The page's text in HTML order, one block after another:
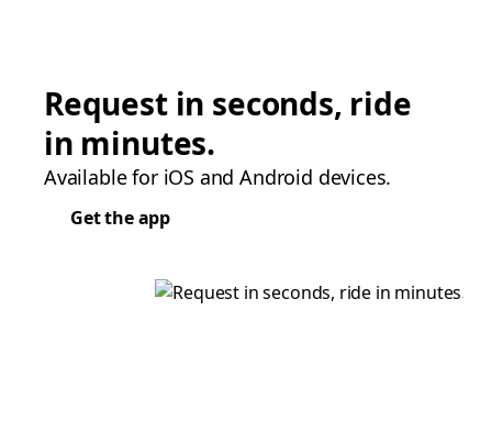
Request in seconds, ride
in minutes.
Available for iOS and Android devices.
Get the app